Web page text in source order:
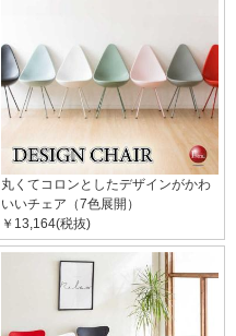
丸くてコロンとしたデザインがかわ
いいチェア（7色展開）
￥13,164(税抜)